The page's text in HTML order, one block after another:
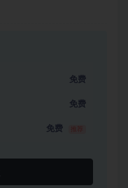
免费
免费
免费